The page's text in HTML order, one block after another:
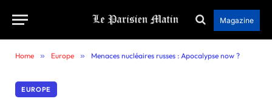
Magazine
Home » Europe » Menaces nucléaires russes : Apocalypse now ?
EUROPE